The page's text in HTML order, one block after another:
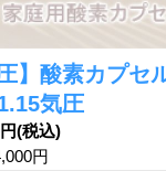
】酸素カプセ
気圧
(税込)
円